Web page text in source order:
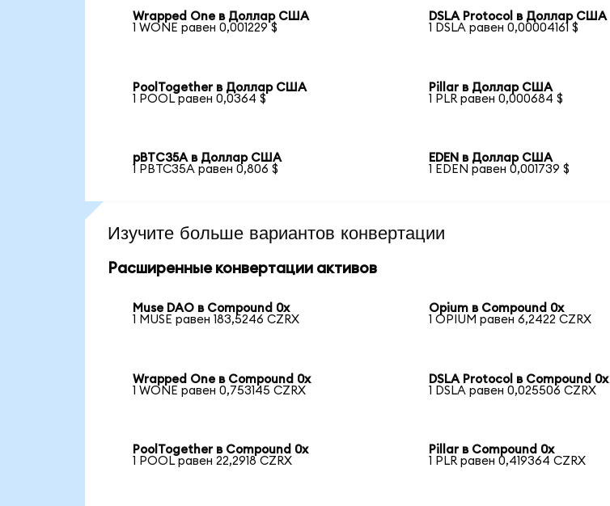
Wrapped One в Доллар США
1 WONE равен 0,001229 $
DSLA Protocol в Доллар США
1 DSLA равен 0,00004161 $
PoolTogether в Доллар США
1 POOL равен 0,0364 $
Pillar в Доллар США
1 PLR равен 0,000684 $
pBTC35A в Доллар США
1 PBTC35A равен 0,806 $
EDEN в Доллар США
1 EDEN равен 0,001739 $
Изучите больше вариантов конвертации
Расширенные конвертации активов
Muse DAO в Compound 0x
1 MUSE равен 183,5246 CZRX
Opium в Compound 0x
1 OPIUM равен 6,2422 CZRX
Wrapped One в Compound 0x
1 WONE равен 0,753145 CZRX
DSLA Protocol в Compound 0x
1 DSLA равен 0,025506 CZRX
PoolTogether в Compound 0x
1 POOL равен 22,2918 CZRX
Pillar в Compound 0x
1 PLR равен 0,419364 CZRX